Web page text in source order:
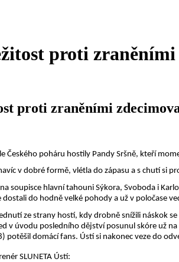
proti
proti zraněními
Českého poháru hostily Pandy Sršně, kteří
navíc v dobré formě, vlétla do zápasu a s chutí
soupisce hlavní tahouni Sýkora, Svoboda i
dostali do hodně velké pohody a už v poločase
ze strany hostí, kdy drobně snížili náskok
v úvodu posledního dějství posunul skóre už
potěšil domácí fans. Ústí si nakonec veze do
SLUNETA Ústí: